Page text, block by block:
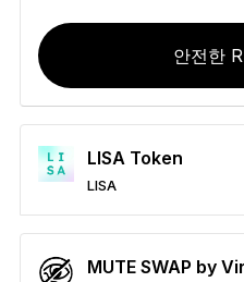
복구 솔루션
안전한
LISA Token
LISA
전송/수령
매수
스왑
스테이킹
타사 지갑과 호환 가능 안전한
MUTE SWAP by